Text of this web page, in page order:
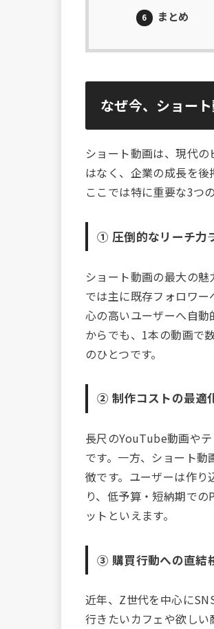
6 まとめ
なぜ今、ショー
ショート動画は、現代
はなく、企業の成長を後
ここでは特に重要な3つ
① 圧倒的なリーチ力――
ショート動画の最大の
では主に既存フォロワ
心の高いユーザーへ自
からでも、1本の動画で
のひとつです。
② 制作コストの最適化
長尺のYouTube動画や
です。一方、ショート
徴です。ユーザーは作
り、低予算・短納期で
ットといえます。
③ 購買行動への直結――
近年、Z世代を中心に
行きたいカフェや欲し